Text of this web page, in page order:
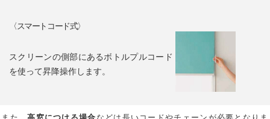
〈スマートコード式〉
スクリーンの側部にあるボトルプルコード
を使って昇降操作します。